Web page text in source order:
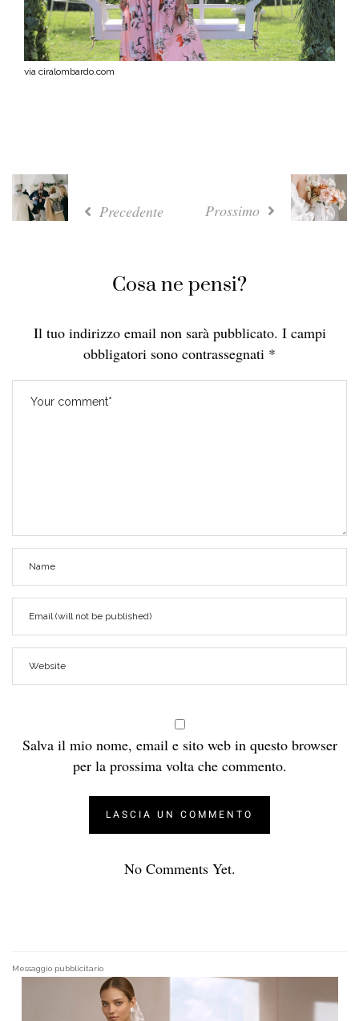
via ciralombardo.com
Precedente Prossimo
Cosa ne pensi?
Il tuo indirizzo email non sarà pubblicato. I campi
obbligatori sono contrassegnati *
Salva il mio nome, email e sito web in questo browser
per la prossima volta che commento.
No Comments Yet.
Messaggio pubblicitario